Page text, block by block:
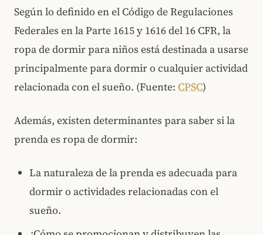
Según lo definido en el Código de Regulaciones
Federales en la Parte 1615 y 1616 del 16 CFR, la
ropa de dormir para niños está destinada a usarse
principalmente para dormir o cualquier actividad
relacionada con el sueño. (Fuente: CPSC)
Además, existen determinantes para saber si la
prenda es ropa de dormir:
La naturaleza de la prenda es adecuada para
dormir o actividades relacionadas con el
sueño.